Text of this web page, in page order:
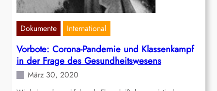
Dokumente International
Vorbote: Corona-Pandemie und Klassenkampf
in der Frage des Gesundheitswesens
März 30, 2020